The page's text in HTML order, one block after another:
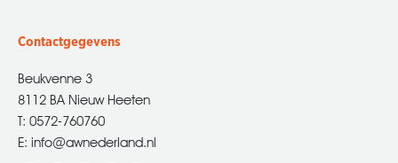
Contactgegevens
Beukvenne 3
8112 BA Nieuw Heeten
T: 0572-760760
E: info@awnederland.nl